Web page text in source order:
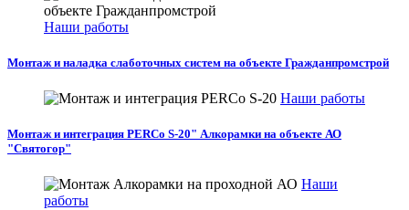
Наши работы
Монтаж и наладка слаботочных систем на объекте Гражданпромстрой
Наши работы
Монтаж и интеграция PERCo S-20" Алкорамки на объекте АО
"Святогор"
Наши
работы